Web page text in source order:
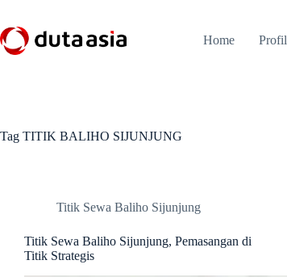
content
Home Profil
Tag TITIK BALIHO SIJUNJUNG
Titik Sewa Baliho Sijunjung
Titik Sewa Baliho Sijunjung, Pemasangan di
Titik Strategis